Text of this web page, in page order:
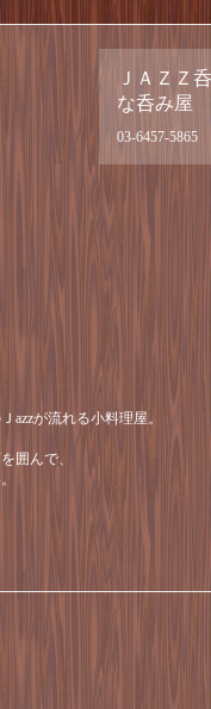
ＪＡＺＺ
な呑み屋
03-6457-5865
が流れる小料理屋。
囲んで、